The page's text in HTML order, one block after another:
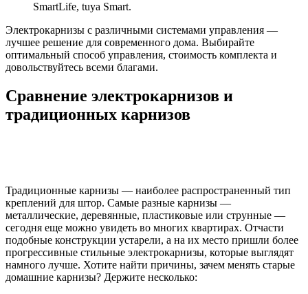
SmartLife, tuya Smart.
Электрокарнизы с различными системами управления —
лучшее решение для современного дома. Выбирайте
оптимальный способ управления, стоимость комплекта и
довольствуйтесь всеми благами.
Сравнение электрокарнизов и
традиционных карнизов
Традиционные карнизы — наиболее распространенный тип
креплений для штор. Самые разные карнизы —
металлические, деревянные, пластиковые или струнные —
сегодня еще можно увидеть во многих квартирах. Отчасти
подобные конструкции устарели, а на их место пришли более
прогрессивные стильные электрокарнизы, которые выглядят
намного лучше. Хотите найти причины, зачем менять старые
домашние карнизы? Держите несколько: